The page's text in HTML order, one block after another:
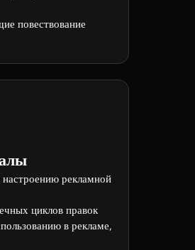
повествование
настроению рекламной
циклов правок
в рекламе,